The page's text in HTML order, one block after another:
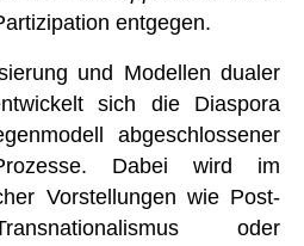
entgegen.
und Modellen dualer
sich die Diaspora
abgeschlossener
Dabei wird im
Vorstellungen wie Post-
oder